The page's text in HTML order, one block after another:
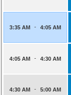
3:35 AM - 4:05 AM
4:05 AM - 4:30 AM
4:30 AM - 5:00 AM